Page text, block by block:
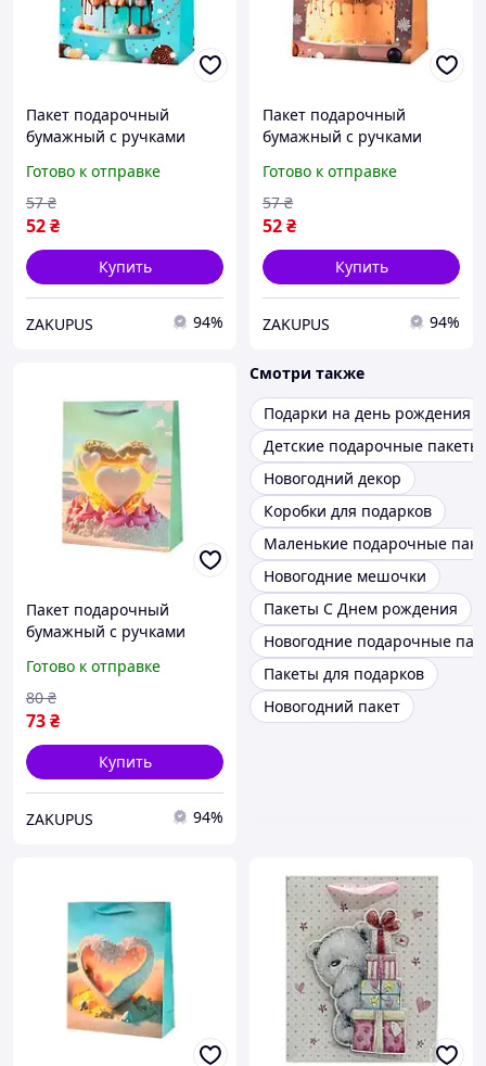
Пакет подарочный
бумажный с ручками
"Birthday cake 3D"
18х23х10 см Cyan
Готово к отправке
52₴
57 ₴
Купить
ZAKUPUS 94%
Пакет подарочный
бумажный с ручками
"Birthday cake 3D"
18х23х10 см Brown
Готово к отправке
52₴
57 ₴
Купить
ZAKUPUS 94%
Пакет подарочный
бумажный с ручками
30х41.5х12 см Green
Готово к отправке
73₴
80 ₴
Купить
ZAKUPUS 94%
Смотри также
Подарки на день рождения
Детские подарочные пакеты
Новогодний декор
Коробки для подарков
Маленькие подарочные
Новогодние мешочки
Пакеты С Днем рождения
Новогодние подарочные
Пакеты для подарков
Новогодний пакет